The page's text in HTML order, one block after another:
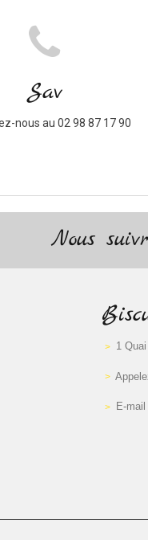
Sav
nous au 02 98 87 17 90
Nous
1
E-mail